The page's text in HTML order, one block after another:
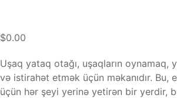
$0.00
Uşaq yataq otağı, uşaqların oynamaq,
və istirahət etmək üçün məkanıdır. Bu,
üçün hər şeyi yerinə yetirən bir yerdir,